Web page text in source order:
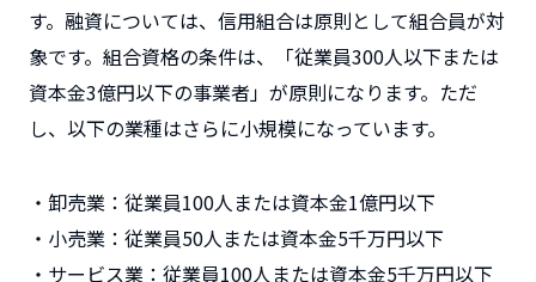
す。融資については、信用組合は原則として組合員が対
象です。 組合資格の条件は、「従業員300人以下または
資本金3億円以下の事業者」が原則になります。ただ
し、以下の業種はさらに小規模になっています。
・卸売業：従業員100人または資本金1億円以下
・小売業：従業員50人または資本金5千万円以下
・サービス業：従業員100人または資本金5千万円以下